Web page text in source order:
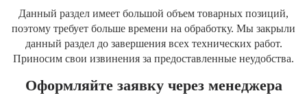
Данный раздел имеет большой объем товарных позиций,
поэтому требует больше времени на обработку. Мы закрыли
данный раздел до завершения всех технических работ.
Приносим свои извинения за предоставленные неудобства.
Оформляйте заявку через менеджера